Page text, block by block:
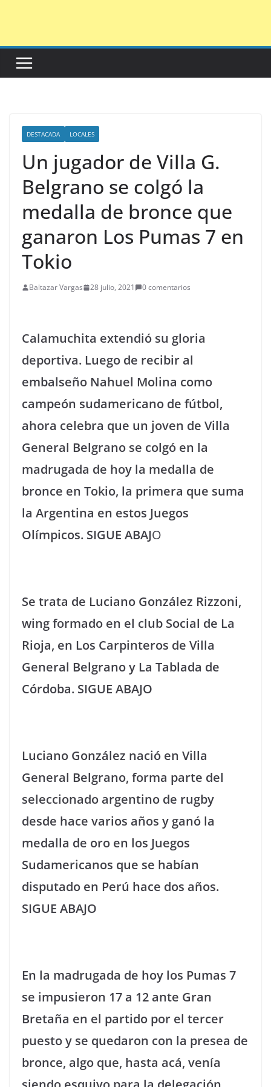
DESTACADA LOCALES
Un jugador de Villa G.
Belgrano se colgó la
medalla de bronce que
ganaron Los Pumas 7 en
Tokio
Baltazar Vargas 28 julio, 2021 0 comentarios
Calamuchita extendió su gloria
deportiva. Luego de recibir al
embalseño Nahuel Molina como
campeón sudamericano de fútbol,
ahora celebra que un joven de Villa
General Belgrano se colgó en la
madrugada de hoy la medalla de
bronce en Tokio, la primera que suma
la Argentina en estos Juegos
Olímpicos. SIGUE ABAJO
Se trata de Luciano González Rizzoni,
wing formado en el club Social de La
Rioja, en Los Carpinteros de Villa
General Belgrano y La Tablada de
Córdoba. SIGUE ABAJO
Luciano González nació en Villa
General Belgrano, forma parte del
seleccionado argentino de rugby
desde hace varios años y ganó la
medalla de oro en los Juegos
Sudamericanos que se habían
disputado en Perú hace dos años.
SIGUE ABAJO
En la madrugada de hoy los Pumas 7
se impusieron 17 a 12 ante Gran
Bretaña en el partido por el tercer
puesto y se quedaron con la presea de
bronce, algo que, hasta acá, venía